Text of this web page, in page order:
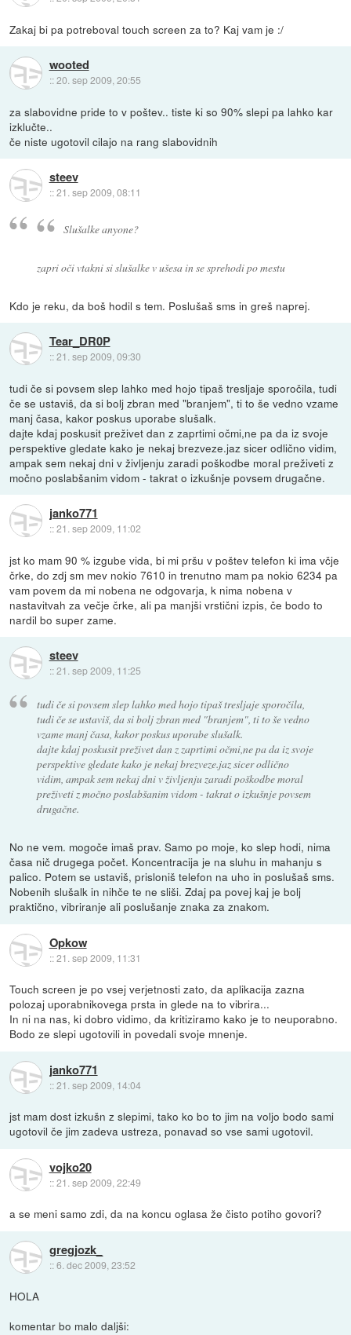
Zakaj bi pa potreboval touch screen za to? Kaj vam je :/
wooted
::20. sep 2009, 20:55
za slabovidne pride to v poštev.. tiste ki so 90% slepi pa lahko kar
izklučte..
če niste ugotovil cilajo na rang slabovidnih
steev
::21. sep 2009, 08:11
Slušalke anyone?
zapri oči vtakni si slušalke v ušesa in se sprehodi po mestu
Kdo je reku, da boš hodil s tem. Poslušaš sms in greš naprej.
Tear_DR0P
::21. sep 2009, 09:30
tudi če si povsem slep lahko med hojo tipaš tresljaje sporočila, tudi
če se ustaviš, da si bolj zbran med "branjem", ti to še vedno vzame
manj časa, kakor poskus uporabe slušalk.
dajte kdaj poskusit preživet dan z zaprtimi očmi,ne pa da iz svoje
perspektive gledate kako je nekaj brezveze.jaz sicer odlično vidim,
ampak sem nekaj dni v življenju zaradi poškodbe moral preživeti z
močno poslabšanim vidom - takrat o izkušnje povsem drugačne.
janko771
::21. sep 2009, 11:02
jst ko mam 90 % izgube vida, bi mi pršu v poštev telefon ki ima včje
črke, do zdj sm mev nokio 7610 in trenutno mam pa nokio 6234 pa
vam povem da mi nobena ne odgovarja, k nima nobena v
nastavitvah za večje črke, ali pa manjši vrstični izpis, če bodo to
nardil bo super zame.
steev
::21. sep 2009, 11:25
tudi če si povsem slep lahko med hojo tipaš tresljaje sporočila,
tudi če se ustaviš, da si bolj zbran med "branjem", ti to še vedno
vzame manj časa, kakor poskus uporabe slušalk.
dajte kdaj poskusit preživet dan z zaprtimi očmi,ne pa da iz svoje
perspektive gledate kako je nekaj brezveze.jaz sicer odlično
vidim, ampak sem nekaj dni v življenju zaradi poškodbe moral
preživeti z močno poslabšanim vidom - takrat o izkušnje povsem
drugačne.
No ne vem. mogoče imaš prav. Samo po moje, ko slep hodi, nima
časa nič drugega počet. Koncentracija je na sluhu in mahanju s
palico. Potem se ustaviš, prisloniš telefon na uho in poslušaš sms.
Nobenih slušalk in nihče te ne sliši. Zdaj pa povej kaj je bolj
praktično, vibriranje ali poslušanje znaka za znakom.
Opkow
::21. sep 2009, 11:31
Touch screen je po vsej verjetnosti zato, da aplikacija zazna
polozaj uporabnikovega prsta in glede na to vibrira...
In ni na nas, ki dobro vidimo, da kritiziramo kako je to neuporabno.
Bodo ze slepi ugotovili in povedali svoje mnenje.
janko771
::21. sep 2009, 14:04
jst mam dost izkušn z slepimi, tako ko bo to jim na voljo bodo sami
ugotovil če jim zadeva ustreza, ponavad so vse sami ugotovil.
vojko20
::21. sep 2009, 22:49
a se meni samo zdi, da na koncu oglasa že čisto potiho govori?
gregjozk_
::6. dec 2009, 23:52
HOLA
komentar bo malo daljši: